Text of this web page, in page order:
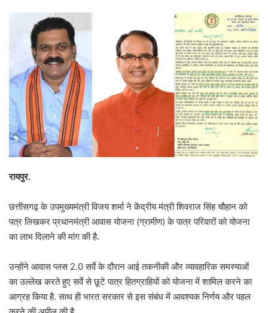
रायपुर.
छत्तीसगढ़ के उपमुख्यमंत्री विजय शर्मा ने केंद्रीय मंत्री शिवराज सिंह चौहान को
पत्र लिखकर प्रधानमंत्री आवास योजना (ग्रामीण) के पात्र परिवारों को योजना
का लाभ दिलाने की मांग की है.
उन्होंने आवास प्लस 2.0 सर्वे के दौरान आई तकनीकी और व्यावहारिक समस्याओं
का उल्लेख करते हुए सर्वे से छूटे पात्र हितग्राहियों को योजना में शामिल करने का
आग्रह किया है. साथ ही भारत सरकार से इस संबंध में आवश्यक निर्णय और पहल